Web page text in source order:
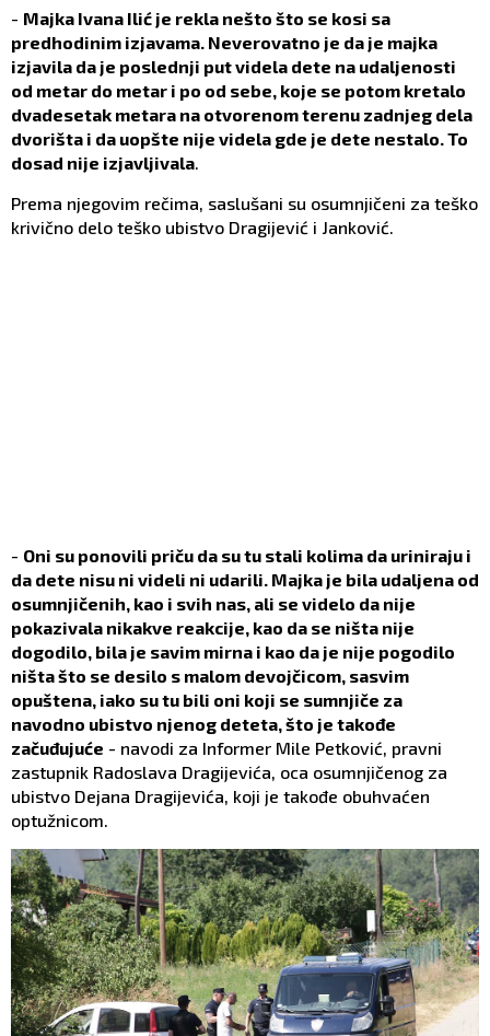
- Majka Ivana Ilić je rekla nešto što se kosi sa
predhodinim izjavama. Neverovatno je da je majka
izjavila da je poslednji put videla dete na udaljenosti
od metar do metar i po od sebe, koje se potom kretalo
dvadesetak metara na otvorenom terenu zadnjeg dela
dvorišta i da uopšte nije videla gde je dete nestalo. To
dosad nije izjavljivala.
Prema njegovim rečima, saslušani su osumnjičeni za teško
krivično delo teško ubistvo Dragijević i Janković.
- Oni su ponovili priču da su tu stali kolima da uriniraju i
da dete nisu ni videli ni udarili. Majka je bila udaljena od
osumnjičenih, kao i svih nas, ali se videlo da nije
pokazivala nikakve reakcije, kao da se ništa nije
dogodilo, bila je savim mirna i kao da je nije pogodilo
ništa što se desilo s malom devojčicom, sasvim
opuštena, iako su tu bili oni koji se sumnjiče za
navodno ubistvo njenog deteta, što je takođe
začuđujuće - navodi za Informer Mile Petković, pravni
zastupnik Radoslava Dragijevića, oca osumnjičenog za
ubistvo Dejana Dragijevića, koji je takođe obuhvaćen
optužnicom.